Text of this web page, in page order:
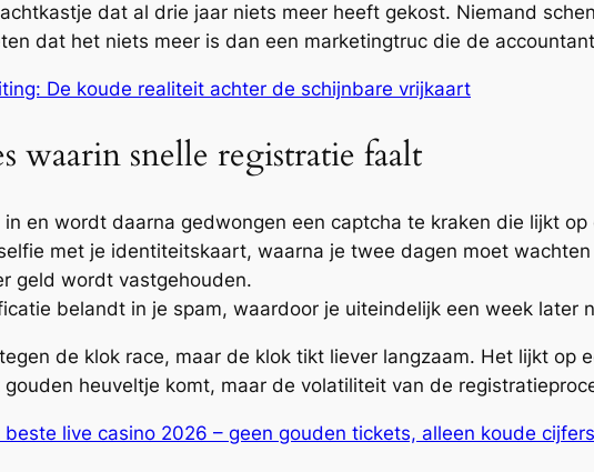
dat al drie jaar niets meer heeft gekost. Niemand
dat het niets meer is dan een marketingtruc die de
De koude realiteit achter de schijnbare vrijkaart
waarin snelle registratie faalt
en wordt daarna gedwongen een captcha te kraken die lijkt op
met je identiteitskaart, waarna je twee dagen moet
geld wordt vastgehouden.
belandt in je spam, waardoor je uiteindelijk een week
de klok race, maar de klok tikt liever langzaam. Het lijkt op
heuveltje komt, maar de volatiliteit van de
live casino 2026 – geen gouden tickets, alleen koude cijfers